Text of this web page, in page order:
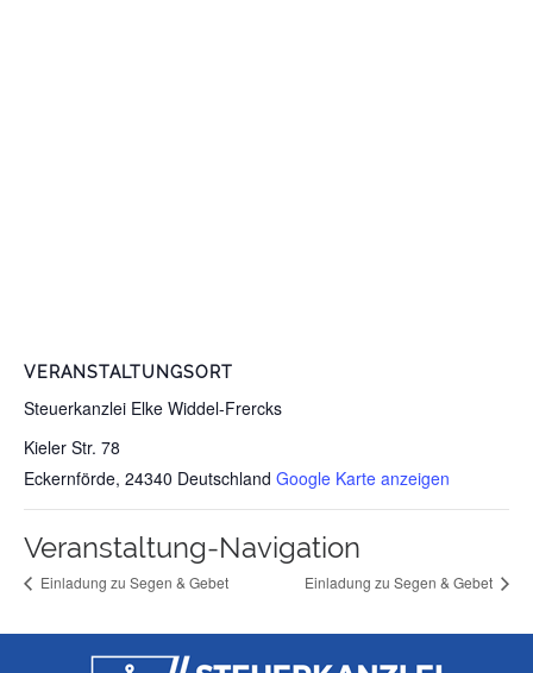
VERANSTALTUNGSORT
Steuerkanzlei Elke Widdel-Frercks
Kieler Str. 78
Eckernförde, 24340 Deutschland Google Karte anzeigen
Veranstaltung-Navigation
Einladung zu Segen & Gebet Einladung zu Segen & Gebet